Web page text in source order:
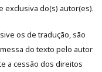
exclusiva do(s) autor(es).
os de tradução, são
do texto pelo autor
a cessão dos direitos